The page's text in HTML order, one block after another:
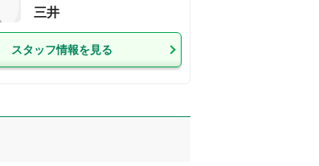
三井
スタッフ情報を見る